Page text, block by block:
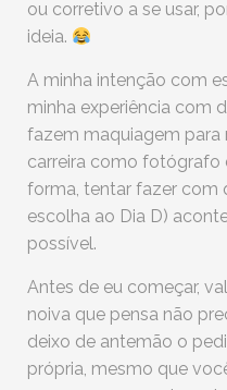
ou corretivo a se usar,
ideia.
A minha intenção com
minha experiência com
fazem maquiagem para
carreira como fotógrafo
forma, tentar fazer com
escolha ao Dia D)
possível.
Antes de eu começar,
noiva que pensa não
deixo de antemão o
própria, mesmo que